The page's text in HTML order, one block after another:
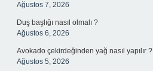
Ağustos 7, 2026
Duş başlığı nasıl olmalı ?
Ağustos 6, 2026
Avokado çekirdeğinden yağ nasıl yapılır ?
Ağustos 5, 2026